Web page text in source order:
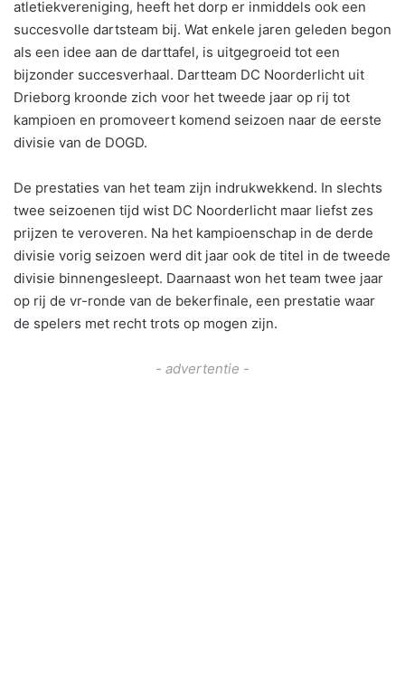
atletiekvereniging, heeft het dorp er inmiddels ook een
succesvolle dartsteam bij. Wat enkele jaren geleden begon
als een idee aan de darttafel, is uitgegroeid tot een
bijzonder succesverhaal. Dartteam DC Noorderlicht uit
Drieborg kroonde zich voor het tweede jaar op rij tot
kampioen en promoveert komend seizoen naar de eerste
divisie van de DOGD.
De prestaties van het team zijn indrukwekkend. In slechts
twee seizoenen tijd wist DC Noorderlicht maar liefst zes
prijzen te veroveren. Na het kampioenschap in de derde
divisie vorig seizoen werd dit jaar ook de titel in de tweede
divisie binnengesleept. Daarnaast won het team twee jaar
op rij de vr-ronde van de bekerfinale, een prestatie waar
de spelers met recht trots op mogen zijn.
- advertentie -